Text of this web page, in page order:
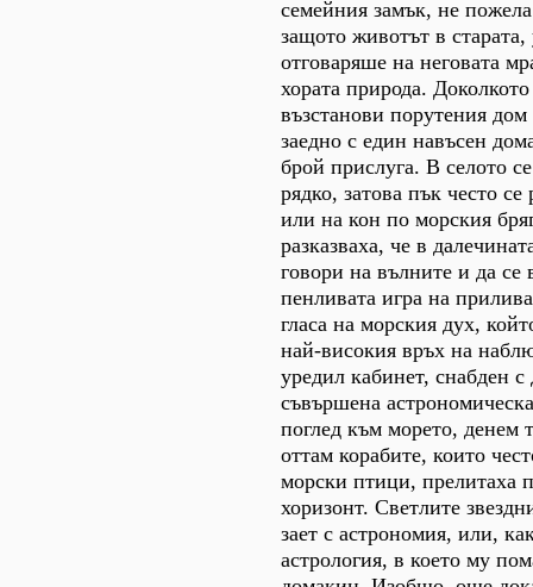
семейния замък, не
защото животът в старата,
отговаряше на неговата
хората природа.
възстанови порутения дом
заедно с един навъсен
брой прислуга. В селото
рядко, затова пък често
или на кон по морския
разказваха, че в
говори на вълните и да
пенливата игра на
гласа на морския дух,
най-високия връх на
уредил кабинет, снабден с
съвършена
поглед към морето, денем
оттам корабите, които
морски птици, прелитаха
хоризонт. Светлите
зает с астрономия, или,
астрология, в което му